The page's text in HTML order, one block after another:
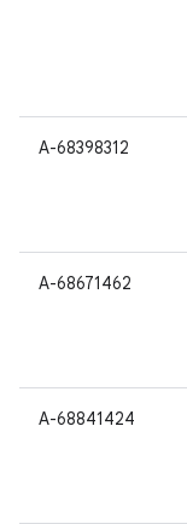
A-68398312
A-68671462
A-68841424